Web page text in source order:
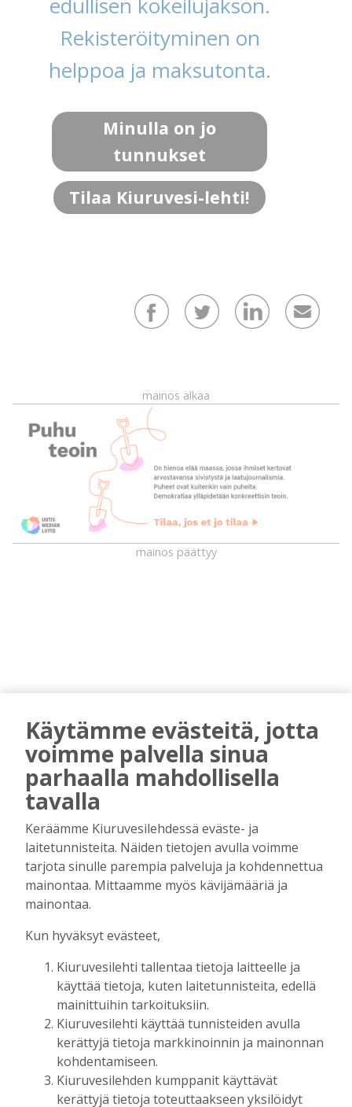
Rekisteröityminen on
helppoa ja maksutonta.
Minulla on jo
tunnukset
Tilaa Kiuruvesi-lehti!
mainos alkaa
mainos päättyy
AIEMMIN AIHEESTA
Kansalaisopiston ja Harkka-kerhojen
uudet lukuvuodet ovat alkamassa –
rehtori Maija-Leena Kemppaisella on
kuitenkin myös huolenaiheita
tulevaisuudesta
Tilaajille
Aku Laatikainen 7.8.2026 09:00
Uuden televisiosarjan kuvauksissa käy
kuvauspaikalla Kiuruveden keskustassa
Tilaajille
Hanna Soini 31.7.2026 14:51
Kauppojen perustaminen maaseudulle
sallittiin 1860-luvun alussa – vähitellen
kaupanteko levittäytyi koko Kiuruvedelle
Tilaajille
Jouko Kokkonen 31.7.2026 12:00
Käytämme evästeitä, jotta
voimme palvella sinua
parhaalla mahdollisella
tavalla
Keräämme Kiuruvesilehdessä eväste- ja
laitetunnisteita. Näiden tietojen avulla voimme
tarjota sinulle parempia palveluja ja kohdennettua
mainontaa. Mittaamme myös kävijämääriä ja
mainontaa.
Kun hyväksyt evästeet,
Kiuruvesilehti tallentaa tietoja laitteelle ja
käyttää tietoja, kuten laitetunnisteita, edellä
mainittuihin tarkoituksiin.
Kiuruvesilehti käyttää tunnisteiden avulla
kerättyjä tietoja markkinoinnin ja mainonnan
kohdentamiseen.
Kiuruvesilehden kumppanit käyttävät
kerättyjä tietoja toteuttaakseen yksilöidyt